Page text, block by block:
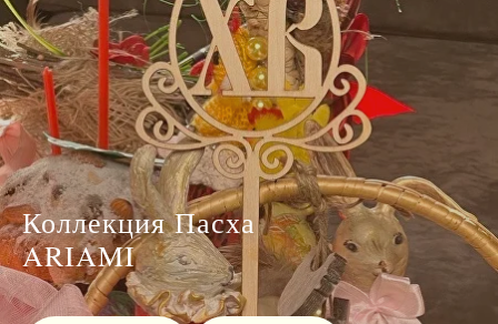
Коллекция Пасха
ARIAMI